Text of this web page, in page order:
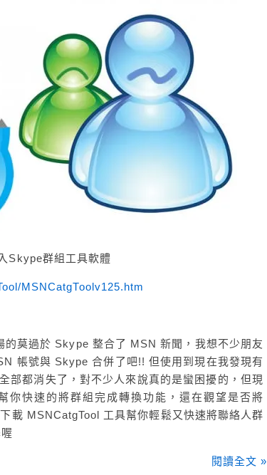
Skype群組工具軟體
MSNCatgToolv125.htm
莫過於 Skype 整合了 MSN 新聞，我想不少朋友
帳號與 Skype 合併了吧!! 但使用到現在我發現有
部都消失了，對不少人來說真的是蠻困擾的，但現
你快速的將群組完成轉換功能，還在觀望是否將
載 MSNCatgTool 工具幫你輕鬆又快速將聯絡人群
閱讀全文 »